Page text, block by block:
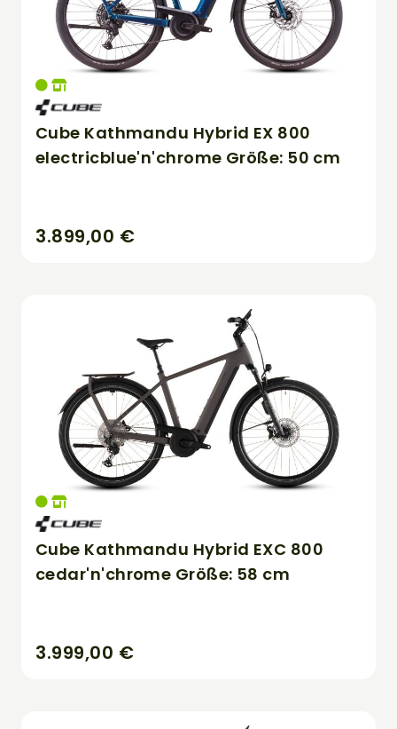
Cube Kathmandu Hybrid EX 800
electricblue'n'chrome Größe: 50 cm
3.899,00 €
Cube Kathmandu Hybrid EXC 800
cedar'n'chrome Größe: 58 cm
3.999,00 €